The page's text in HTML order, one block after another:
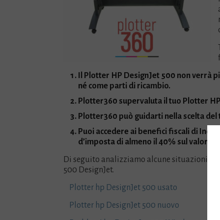
Il Plotter HP DesignJet 500 non verrà
né come parti di ricambio.
Plotter360 supervaluta il tuo Plotter
Plotter360 può guidarti nella scelta del
Puoi accedere ai benefici fiscali di
d’imposta di almeno il 40% sul valore
Di seguito analizziamo alcune situazioni in
500 DesignJet.
Plotter hp DesignJet 500 usato
Plotter hp DesignJet 500 nuovo